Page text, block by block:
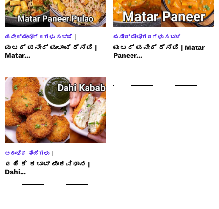
ಪನೀರ್ ಮೇಲೋಗರಗಳು ಸಬ್ಜಿ
ಮಟರ್ ಪನೀರ್ ಪುಲಾವ್ ರೆಸಿಪಿ |
Matar...
ಪನೀರ್ ಮೇಲೋಗರಗಳು ಸಬ್ಜಿ
ಮಟರ್ ಪನೀರ್ ರೆಸಿಪಿ | Matar
Paneer...
ಆರಂಭಿಕ ತಿಂಡಿಗಳು
ದಹಿ ಕೆ ಕಬಾಬ್ ಪಾಕವಿಧಾನ |
Dahi...